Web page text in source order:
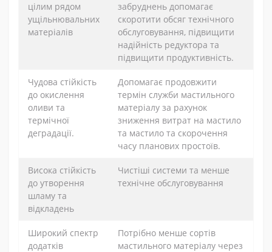
цілим рядом
ущільнювальних
матеріалів
забруднень допомагає
скоротити обсяг технічного
обслуговування, підвищити
надійність редуктора та
підвищити продуктивність.
Чудова стійкість
до окислення
оливи та
термічної
деградації.
Допомагає продовжити
термін служби мастильного
матеріалу за рахунок
зниження витрат на мастило
та мастило та скорочення
часу планових простоїв.
Висока стійкість
до утворення
шламу та
відкладень
Чистіші системи та менше
технічне обслуговування
Широкий спектр
додатків
Потрібно менше сортів
мастильного матеріалу через